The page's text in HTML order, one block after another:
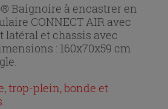
Baignoire à encastrer en
CONNECT AIR avec
latéral et chassis avec
: 160x70x59 cm
trop-plein, bonde et